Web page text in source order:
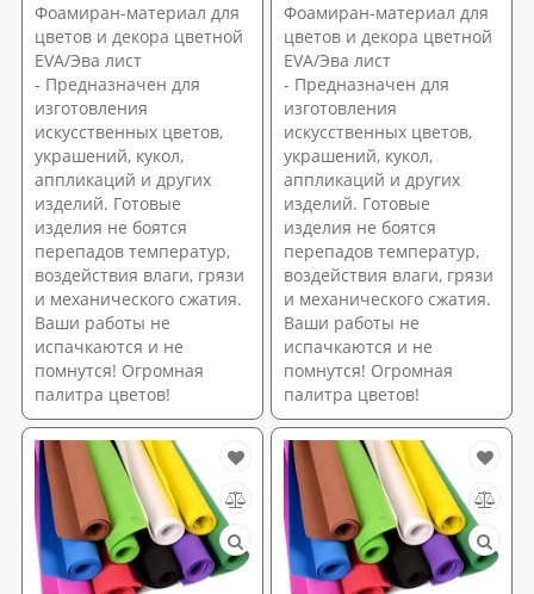
Фоамиран-материал для
цветов и декора цветной
EVA/Эва лист
- Предназначен для
изготовления
искусственных цветов,
украшений, кукол,
аппликаций и других
изделий. Готовые
изделия не боятся
перепадов температур,
воздействия влаги, грязи
и механического сжатия.
Ваши работы не
испачкаются и не
помнутся! Огромная
палитра цветов!
Фоамиран-материал для
цветов и декора цветной
EVA/Эва лист
- Предназначен для
изготовления
искусственных цветов,
украшений, кукол,
аппликаций и других
изделий. Готовые
изделия не боятся
перепадов температур,
воздействия влаги, грязи
и механического сжатия.
Ваши работы не
испачкаются и не
помнутся! Огромная
палитра цветов!